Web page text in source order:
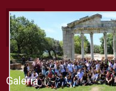
Galeria